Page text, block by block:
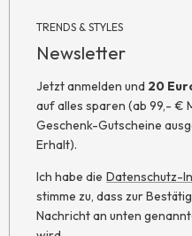
TRENDS & STYLES
Newsletter
Jetzt anmelden und 20
auf alles sparen (ab 99,- €
Geschenk-Gutscheine
Erhalt).
Ich habe die Datenschutz-
stimme zu, dass zur
Nachricht an unten